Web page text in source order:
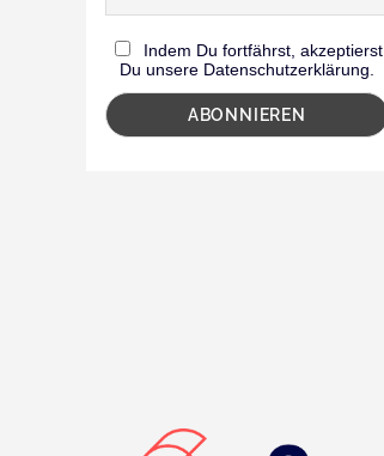
Indem Du fortfährst, akzeptierst
Du unsere Datenschutzerklärung.